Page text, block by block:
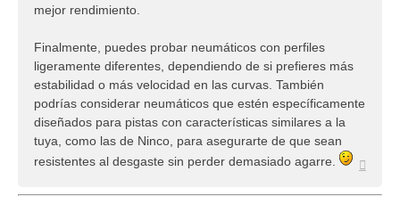
mejor rendimiento.
Finalmente, puedes probar neumáticos con perfiles
ligeramente diferentes, dependiendo de si prefieres más
estabilidad o más velocidad en las curvas. También
podrías considerar neumáticos que estén específicamente
diseñados para pistas con características similares a la
tuya, como las de Ninco, para asegurarte de que sean
resistentes al desgaste sin perder demasiado agarre.